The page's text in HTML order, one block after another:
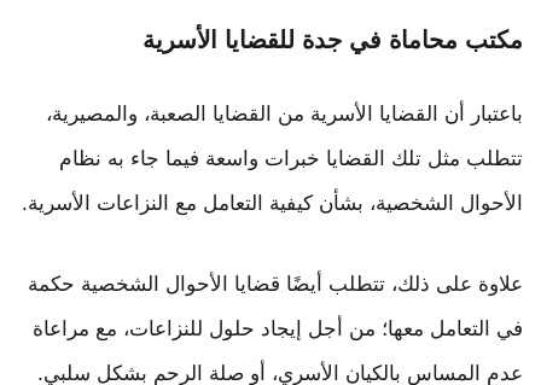
مكتب محاماة في جدة للقضايا الأسرية
باعتبار أن القضايا الأسرية من القضايا الصعبة، والمصيرية،
تتطلب مثل تلك القضايا خبرات واسعة فيما جاء به نظام
الأحوال الشخصية، بشأن كيفية التعامل مع النزاعات الأسرية.
علاوة على ذلك، تتطلب أيضًا قضايا الأحوال الشخصية حكمة
في التعامل معها؛ من أجل إيجاد حلول للنزاعات، مع مراعاة
عدم المساس بالكيان الأسري، أو صلة الرحم بشكل سلبي.